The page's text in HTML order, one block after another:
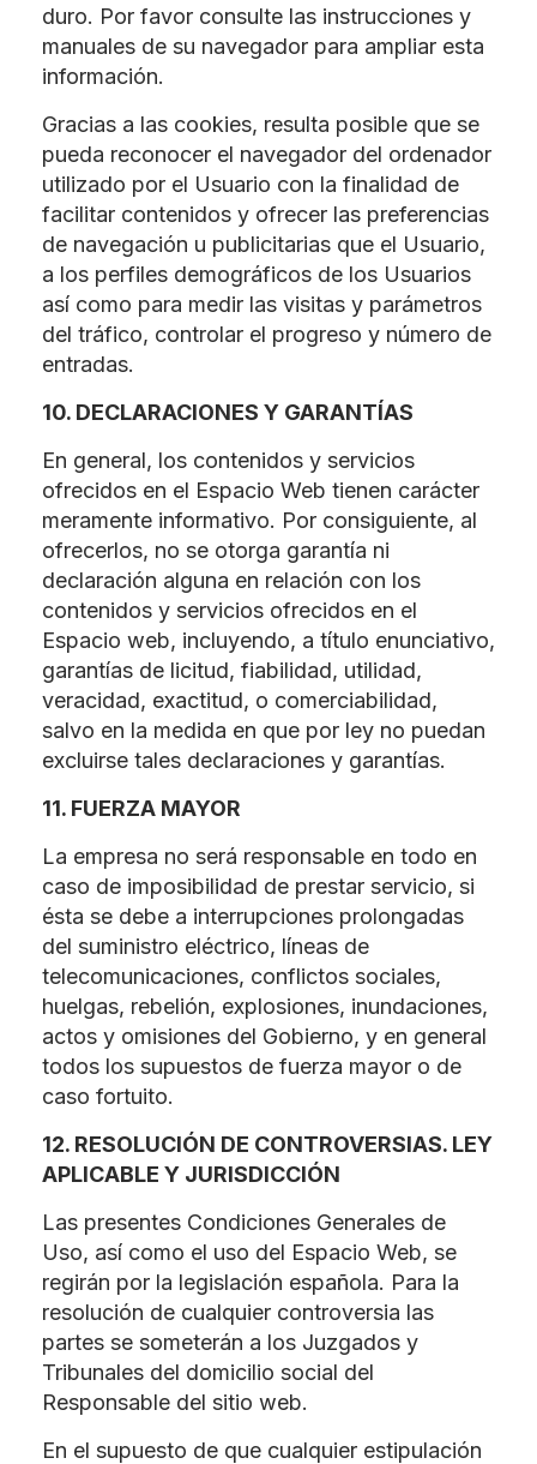
duro. Por favor consulte las instrucciones y
manuales de su navegador para ampliar esta
información.
Gracias a las cookies, resulta posible que se
pueda reconocer el navegador del ordenador
utilizado por el Usuario con la finalidad de
facilitar contenidos y ofrecer las preferencias
de navegación u publicitarias que el Usuario,
a los perfiles demográficos de los Usuarios
así como para medir las visitas y parámetros
del tráfico, controlar el progreso y número de
entradas.
10. DECLARACIONES Y GARANTÍAS
En general, los contenidos y servicios
ofrecidos en el Espacio Web tienen carácter
meramente informativo. Por consiguiente, al
ofrecerlos, no se otorga garantía ni
declaración alguna en relación con los
contenidos y servicios ofrecidos en el
Espacio web, incluyendo, a título enunciativo,
garantías de licitud, fiabilidad, utilidad,
veracidad, exactitud, o comerciabilidad,
salvo en la medida en que por ley no puedan
excluirse tales declaraciones y garantías.
11. FUERZA MAYOR
La empresa no será responsable en todo en
caso de imposibilidad de prestar servicio, si
ésta se debe a interrupciones prolongadas
del suministro eléctrico, líneas de
telecomunicaciones, conflictos sociales,
huelgas, rebelión, explosiones, inundaciones,
actos y omisiones del Gobierno, y en general
todos los supuestos de fuerza mayor o de
caso fortuito.
12. RESOLUCIÓN DE CONTROVERSIAS. LEY
APLICABLE Y JURISDICCIÓN
Las presentes Condiciones Generales de
Uso, así como el uso del Espacio Web, se
regirán por la legislación española. Para la
resolución de cualquier controversia las
partes se someterán a los Juzgados y
Tribunales del domicilio social del
Responsable del sitio web.
En el supuesto de que cualquier estipulación